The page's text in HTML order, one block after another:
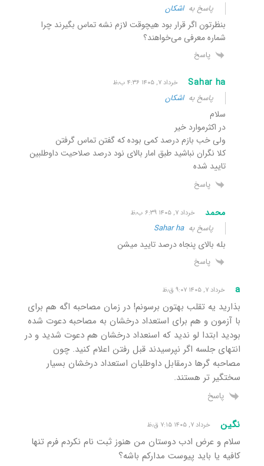
پاسخ بهاشکان
بنظرتون اگر قرار بود هیچوقت لازم نشه تماس بگیرند چرا
شماره معرفی می‌خواهند؟
پاسخ
Sahar ha خرداد ۷, ۱۴۰۵ ۴:۳۶ ب٫ظ
پاسخ بهاشکان
سلام
در اکثرموارد خیر
ولی خب بازم درصد کمی بوده که گفتن تماس گرفتن
کلا نگران نباشید طبق امار بالای نود درصد صلاحیت داوطلبین
تایید شده
پاسخ
محمد خرداد ۷, ۱۴۰۵ ۶:۳۹ ب٫ظ
پاسخ بهSahar ha
بله بالای پنجاه درصد تایید میشن
پاسخ
a خرداد ۷, ۱۴۰۵ ۹:۰۷ ق٫ظ
بذارید یه تقلب بهتون برسونم! در زمان مصاحبه اگه هم برای
با آزمون و هم برای استعداد درخشان به مصاحبه دعوت شده
بودید ابتدا لو ندید که اسنعداد درخشان هم دعوت شدید و در
انتهای جلسه اگر نپرسیدند قبل رفتن اعلام کنید. چون
مصاحبه گرها درمقابل داوطلبان استعداد درخشان بسیار
سختگیر تر هستند.
پاسخ
نگین خرداد ۷, ۱۴۰۵ ۷:۱۵ ق٫ظ
سلام و عرض ادب دوستان من هنوز ثبت نام نکردم فرم تنها
کافیه یا باید پیوست مدارکم باشه؟